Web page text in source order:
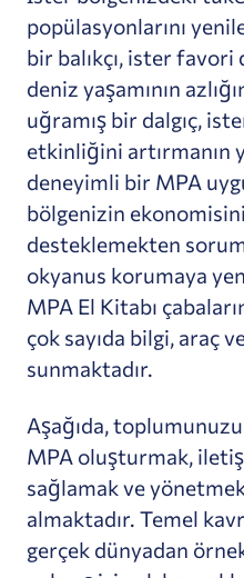
popülasyonlarını
bir balıkçı, ister favori
deniz yaşamının
uğramış bir dalgıç,
etkinliğini artırmanın
deneyimli bir MPA
bölgenizin
desteklemekten
okyanus korumaya
MPA El Kitabı
çok sayıda bilgi, araç
sunmaktadır.
Aşağıda,
MPA oluşturmak,
sağlamak ve
almaktadır. Temel
gerçek dünyadan